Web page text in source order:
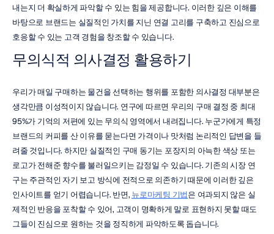
내는지 더 확실하게 파악할 수 있는 힘을 제공합니다. 이러한 깊은 이해를
바탕으로 브랜드는 실질적인 가치를 지닌 연결 고리를 구축하고 진심으로
호응할 수 있는 고객 경험을 창조할 수 있습니다.
무의식적 의사결정 활용하기
우리가 매일 구매하는 물건을 선택하는 행위를 포함한 의사결정 대부분은
생각만큼 이성적이지 않습니다. 연구에 따르면 우리의 구매 결정 중 최대
95%가 기억의 저편에 있는 무의식 영역에서 내려집니다. 누군가에게 특정
브랜드의 커피를 산 이유를 묻는다면 가격이나 맛처럼 논리적인 답변을 들
려줄 것입니다. 하지만 실질적인 구매 동기는 포장지의 아늑한 색상 또는
로고가 전해준 향수를 불러일으키는 감정일 수 있습니다. 기존의 시장 연
구는 주관적인 자기 보고 방식에 전적으로 의존하기 때문에 이러한 깊은
인사이트를 얻기 어렵습니다. 반면, 뉴로마케팅 기법은 여과되지 않은 실
제적인 반응을 포착할 수 있어, 고객이 명확하게 말로 표현하지 못할 때도
그들이 진심으로 원하는 것을 정직하게 파악하도록 돕습니다.